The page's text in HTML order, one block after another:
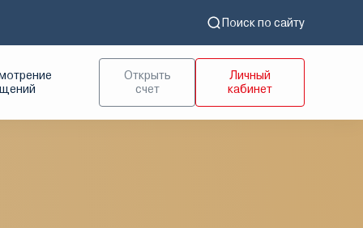
Поиск по сайту
Открыть
счет
Личный
кабинет